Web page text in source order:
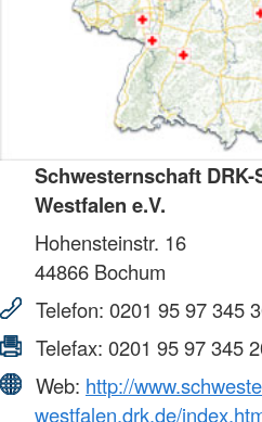
Schwesternschaft
Westfalen e.V.
Hohensteinstr. 16
44866 Bochum
Telefon: 0201 95 97 345
Telefax: 0201 95 97 345
Web: http://
westfalen.drk.de/